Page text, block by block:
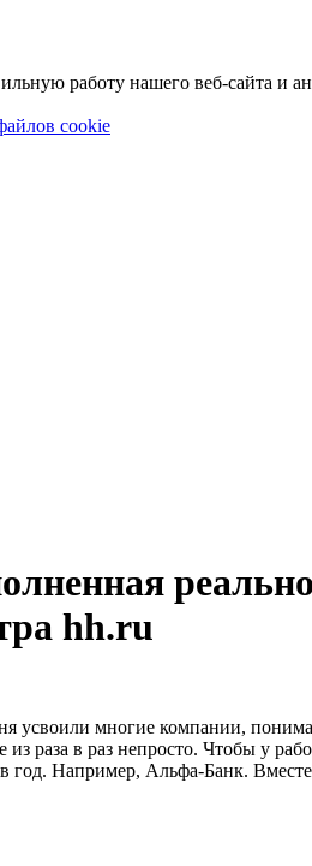
работу нашего веб-сайта и
cookie
hh.ru
усвоили многие компании,
раза в раз непросто. Чтобы у
в год. Например, Альфа-Банк.